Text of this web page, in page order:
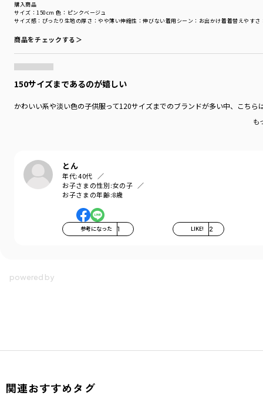
購入商品
サイズ感 ：ぴったり 生地の厚さ ：やや薄い伸縮性 ：伸びない着用シーン ：お出かけ着着替えやすさ
サイズ：150cm 色：ピンクベージュ
商品をチェックする＞
150サイズまであるのが嬉しい
かわいい系や淡い色の子供服って120サイズまでのブランドが多い中、こち
も
とん
年代:40代
お子さまの性別:女の子
お子さまの年齢:8歳
参考になった 1 LIKE! 2
関連おすすめタグ